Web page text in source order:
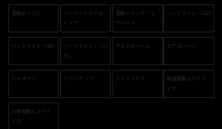
電動オープン
イージークローザ
ードア
電動トランク・リ
アゲート
ヘッドライト : LED
ヘッドライト : HID
ヘッドライト : ハロ
ゲン
アルミホイール エアロパーツ
ローダウン リフトアップ スライドドア
両側電動スライド
ドア
片側電動スライド
ドア